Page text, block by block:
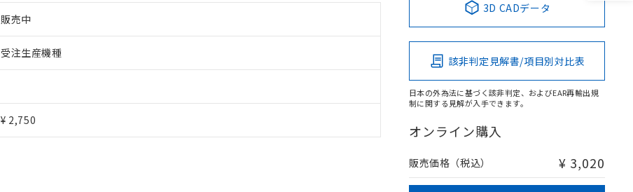
販売中
受注生産機種
¥ 2,750
3D CADデータ
該非判定見解書/項目別対比表
日本の外為法に基づく該非判定、およびEAR再輸出規
制に関する見解が入手できます。
オンライン購入
販売価格（税込） ¥ 3,020